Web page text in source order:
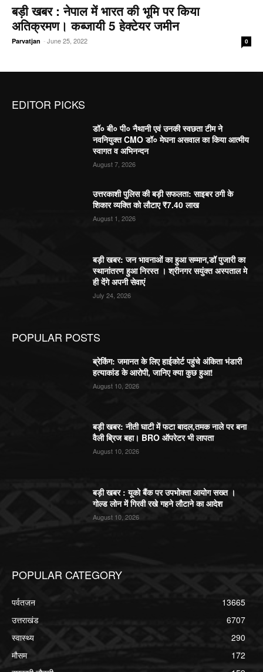
बड़ी खबर : नेपाल में भारत की भूमि पर किया
अतिक्रमण। कब्जायी 5 हेक्टेयर जमीन
Parvatjan -June 25, 2022 0
EDITOR PICKS
डॉ० बी० पी० नैथानी एवं उनकी स्वछता टीम ने
नवनियुक्त CMO डॉ० मेघना असवाल का किया आत्मीय
स्वागत व अभिनन्दन
August 7, 2026
उत्तरकाशी पुलिस की बड़ी सफलता: साइबर ठगी के
शिकार व्यक्ति को लौटाए ₹7.40 लाख
August 1, 2026
बड़ी खबर: जन भावनाओं का हुआ सम्मान,डॉ पुजारी का
स्थानांतरण हुआ निरस्त । श्रीनगर सयुंक्त अस्पताल मे
ही देंगे अपनी सेवाएं
July 24, 2026
POPULAR POSTS
ब्रेकिंग: जमानत के लिए हाईकोर्ट पहुंचे अंकिता भंडारी
हत्याकांड के आरोपी, जानिए क्या कुछ हुआ!
August 10, 2026
बड़ी खबर: नीती घाटी में फटा बादल,तमक नाले पर बना
वैली ब्रिज बहा। BRO ऑपरेटर भी लापता
August 10, 2026
बड़ी खबर : यूको बैंक पर उपभोक्ता आयोग सख्त ।
गोल्ड लोन में गिरवी रखे गहने लौटाने का आदेश
August 10, 2026
POPULAR CATEGORY
पर्वतजन
13665
उत्तराखंड
6707
स्वास्थ्य
290
मौसम
172